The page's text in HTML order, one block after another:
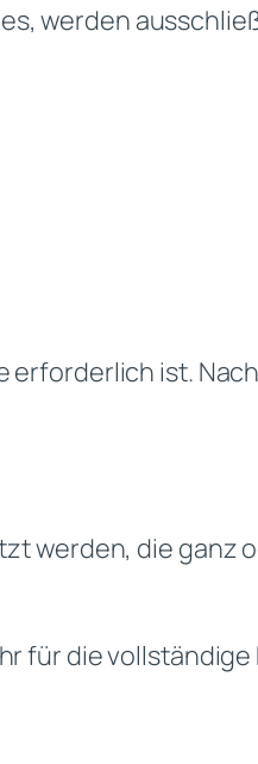
werden
erforderlich ist.
werden, die ganz
für die